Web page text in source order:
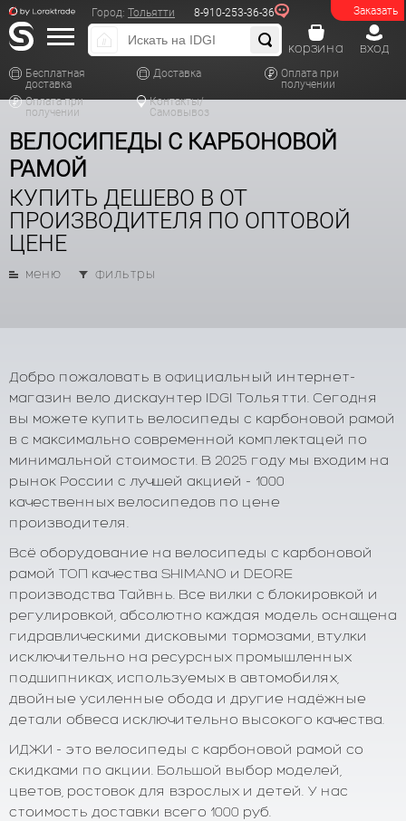
Заказать
Город: Тольятти 8-910-253-36-36
Бесплатная
доставка
Доставка
Оплата при
получении
Оплата при
получении
Контакты/
Самовывоз
вход
корзина
ВЕЛОСИПЕДЫ С КАРБОНОВОЙ
РАМОЙ
КУПИТЬ ДЕШЕВО В ОТ
ПРОИЗВОДИТЕЛЯ ПО ОПТОВОЙ
ЦЕНЕ
меню фильтры
Добро пожаловать в официальный интернет-
магазин вело дискаунтер IDGI Тольятти. Сегодня
вы можете купить велосипеды с карбоновой рамой
в с максимально современной комплектацей по
минимальной стоимости. В 2025 году мы входим на
рынок России с лучшей акцией - 1000
качественных велосипедов по цене
производителя.
Всё оборудование на велосипеды с карбоновой
рамой ТОП качества SHIMANO и DEORE
производства Тайвнь. Все вилки с блокировкой и
регулировкой, абсолютно каждая модель оснащена
гидравлическими дисковыми тормозами, втулки
исключительно на ресурсных промышленных
подшипниках, используемых в автомобилях,
двойные усиленные обода и другие надёжные
детали обвеса исключительно высокого качества.
ИДЖИ - это велосипеды с карбоновой рамой со
скидками по акции. Большой выбор моделей,
цветов, ростовок для взрослых и детей. У нас
стоимость доставки всего 1000 руб.